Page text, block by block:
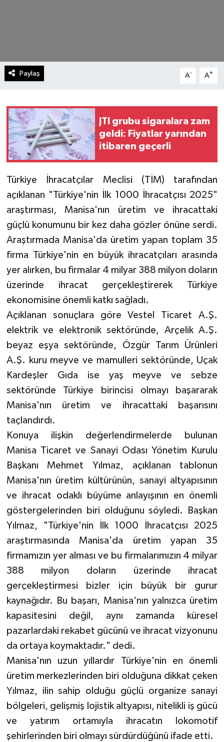
Paylaş A- A+
JTI grubu sigaralara zam
geldi: Fiyatlar yarından
itibaren geçerli
Türkiye İhracatçılar Meclisi (TİM) tarafından
açıklanan "Türkiye'nin İlk 1000 İhracatçısı 2025"
araştırması, Manisa'nın üretim ve ihracattaki
güçlü konumunu bir kez daha gözler önüne serdi.
Araştırmada Manisa'da üretim yapan toplam 35
firma Türkiye'nin en büyük ihracatçıları arasında
yer alırken, bu firmalar 4 milyar 388 milyon doların
üzerinde ihracat gerçekleştirerek Türkiye
ekonomisine önemli katkı sağladı.
Açıklanan sonuçlara göre Vestel Ticaret A.Ş.
elektrik ve elektronik sektöründe, Arçelik A.Ş.
beyaz eşya sektöründe, Özgür Tarım Ürünleri
A.Ş. kuru meyve ve mamulleri sektöründe, Uçak
Kardeşler Gıda ise yaş meyve ve sebze
sektöründe Türkiye birincisi olmayı başararak
Manisa'nın üretim ve ihracattaki başarısını
taçlandırdı.
Konuya ilişkin değerlendirmelerde bulunan
Manisa Ticaret ve Sanayi Odası Yönetim Kurulu
Başkanı Mehmet Yılmaz, açıklanan tablonun
Manisa'nın üretim kültürünün, sanayi altyapısının
ve ihracat odaklı büyüme anlayışının en önemli
göstergelerinden biri olduğunu söyledi. Başkan
Yılmaz, "Türkiye'nin İlk 1000 İhracatçısı 2025
araştırmasında Manisa'da üretim yapan 35
firmamızın yer alması ve bu firmalarımızın 4 milyar
388 milyon doların üzerinde ihracat
gerçekleştirmesi bizler için büyük bir gurur
kaynağıdır. Bu başarı, Manisa'nın yalnızca üretim
kapasitesini değil, aynı zamanda küresel
pazarlardaki rekabet gücünü ve ihracat vizyonunu
da ortaya koymaktadır." dedi.
Manisa'nın uzun yıllardır Türkiye'nin en önemli
üretim merkezlerinden biri olduğuna dikkat çeken
Yılmaz, ilin sahip olduğu güçlü organize sanayi
bölgeleri, gelişmiş lojistik altyapısı, nitelikli iş gücü
ve yatırım ortamıyla ihracatın lokomotif
şehirlerinden biri olmayı sürdürdüğünü ifade etti.